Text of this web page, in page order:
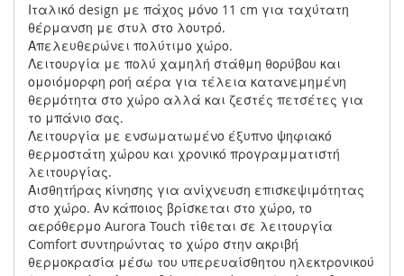
Ιταλικό design με πάχος μόνο 11 cm για ταχύτατη
θέρμανση με στυλ στο λουτρό.
Απελευθερώνει πολύτιμο χώρο.
Λειτουργία με πολύ χαμηλή στάθμη θορύβου και
ομοιόμορφη ροή αέρα για τέλεια κατανεμημένη
θερμότητα στο χώρο αλλά και ζεστές πετσέτες για
το μπάνιο σας.
Λειτουργία με ενσωματωμένο έξυπνο ψηφιακό
θερμοστάτη χώρου και χρονικό προγραμματιστή
λειτουργίας.
Αισθητήρας κίνησης για ανίχνευση επισκεψιμότητας
στο χώρο. Αν κάποιος βρίσκεται στο χώρο, το
αερόθερμο Aurora Touch τίθεται σε λειτουργία
Comfort συντηρώντας το χώρο στην ακριβή
θερμοκρασία μέσω του υπερευαίσθητου ηλεκτρονικού